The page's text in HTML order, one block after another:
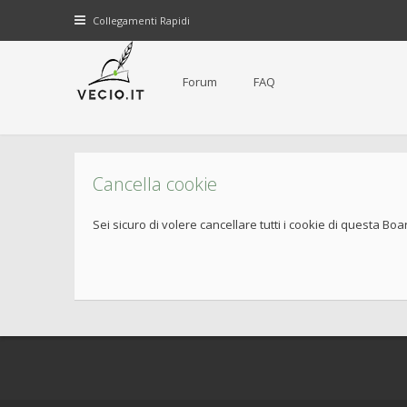
Collegamenti Rapidi
Forum FAQ
Cancella cookie
Sei sicuro di volere cancellare tutti i cookie di questa